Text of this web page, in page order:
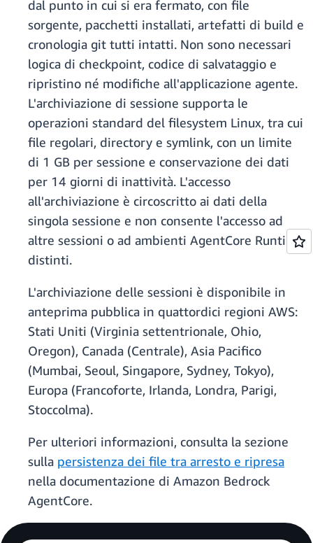
dal punto in cui si era fermato, con file
sorgente, pacchetti installati, artefatti di build e
cronologia git tutti intatti. Non sono necessari
logica di checkpoint, codice di salvataggio e
ripristino né modifiche all'applicazione agente.
L'archiviazione di sessione supporta le
operazioni standard del filesystem Linux, tra cui
file regolari, directory e symlink, con un limite
di 1 GB per sessione e conservazione dei dati
per 14 giorni di inattività. L'accesso
all'archiviazione è circoscritto ai dati della
singola sessione e non consente l'accesso ad
altre sessioni o ad ambienti AgentCore Runtime
distinti.
L'archiviazione delle sessioni è disponibile in
anteprima pubblica in quattordici regioni AWS:
Stati Uniti (Virginia settentrionale, Ohio,
Oregon), Canada (Centrale), Asia Pacifico
(Mumbai, Seoul, Singapore, Sydney, Tokyo),
Europa (Francoforte, Irlanda, Londra, Parigi,
Stoccolma).
Per ulteriori informazioni, consulta la sezione
sulla persistenza dei file tra arresto e ripresa
nella documentazione di Amazon Bedrock
AgentCore.